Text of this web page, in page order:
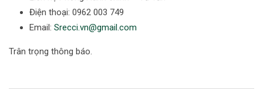
Điện thoại: 0962 003 749
Email: Srecci.vn@gmail.com
Trân trọng thông báo.